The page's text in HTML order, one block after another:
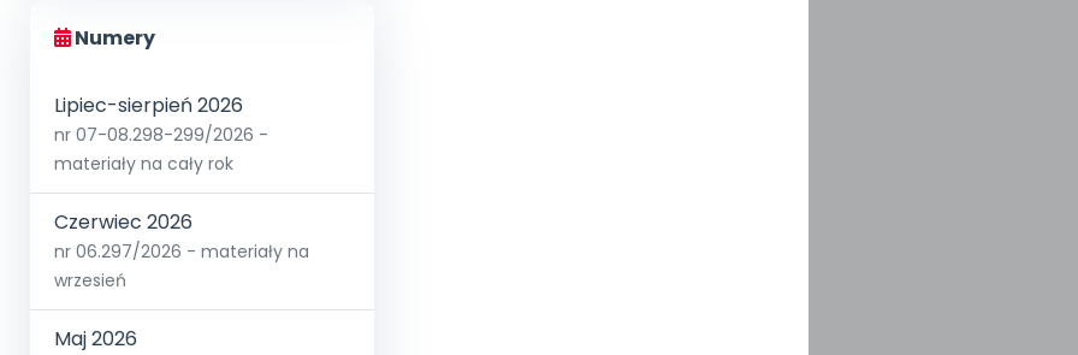
Numery
Lipiec-sierpień 2026
nr 07-08.298-299/2026 -
materiały na cały rok
Czerwiec 2026
nr 06.297/2026 - materiały na
wrzesień
Maj 2026